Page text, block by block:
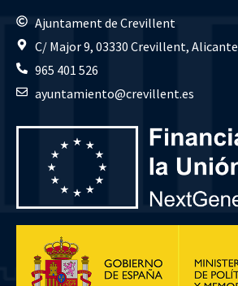
Ajuntament de Crevillent
C/ Major 9, 03330 Crevillent, Alicante
965 401 526
ayuntamiento@crevillent.es